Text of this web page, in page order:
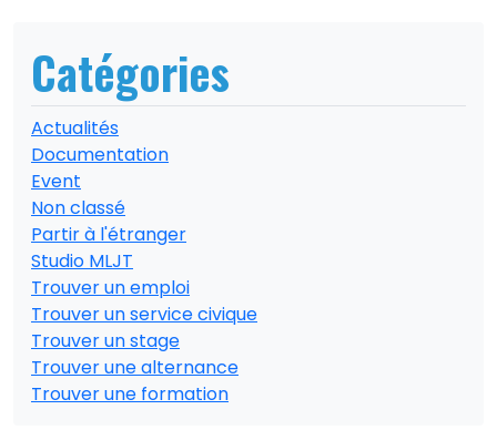
Catégories
Actualités
Documentation
Event
Non classé
Partir à l'étranger
Studio MLJT
Trouver un emploi
Trouver un service civique
Trouver un stage
Trouver une alternance
Trouver une formation